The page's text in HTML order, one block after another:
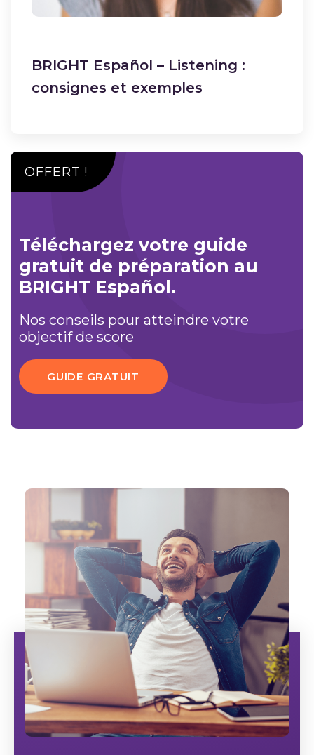
BRIGHT Español – Listening :
consignes et exemples
OFFERT !
Téléchargez votre guide
gratuit de préparation au
BRIGHT Español.
Nos conseils pour atteindre votre
objectif de score
GUIDE GRATUIT